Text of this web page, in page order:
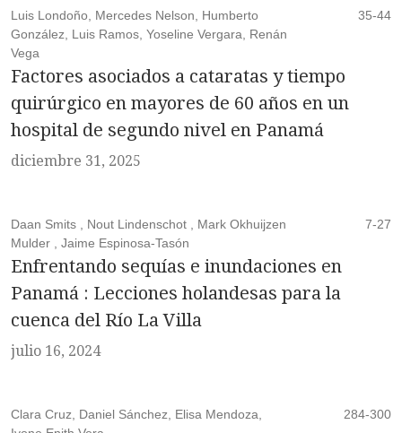
Luis Londoño, Mercedes Nelson, Humberto
González, Luis Ramos, Yoseline Vergara, Renán
Vega
35-44
Factores asociados a cataratas y tiempo
quirúrgico en mayores de 60 años en un
hospital de segundo nivel en Panamá
diciembre 31, 2025
Daan Smits , Nout Lindenschot , Mark Okhuijzen
Mulder , Jaime Espinosa-Tasón
7-27
Enfrentando sequías e inundaciones en
Panamá : Lecciones holandesas para la
cuenca del Río La Villa
julio 16, 2024
Clara Cruz, Daniel Sánchez, Elisa Mendoza,
284-300